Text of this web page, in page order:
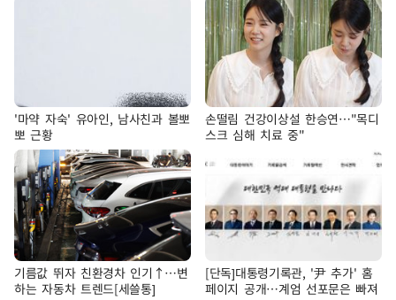
'마약 자숙' 유아인, 남사친과 볼뽀
뽀 근황
손떨림 건강이상설 한승연…"목디
스크 심해 치료 중"
기름값 뛰자 친환경차 인기↑…변
하는 자동차 트렌드[세쓸통]
[단독]대통령기록관, '尹 추가' 홈
페이지 공개…계엄 선포문은 빠져